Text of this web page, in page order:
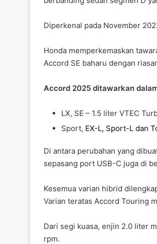
Diperkenal pada November
Honda memperkemaskan
Accord SE baharu dengan
Accord 2025 ditawarkan
LX, SE – 1.5 liter VTEC
Sport, EX-L, Sport-L dan
Di antara perubahan yang
sepasang port USB-C juga di
Kesemua varian hibrid
Varian teratas Accord Touring
Dari segi kuasa, enjin 2.0 liter
rpm.